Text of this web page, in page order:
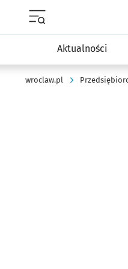
Aktualności
wroclaw.pl